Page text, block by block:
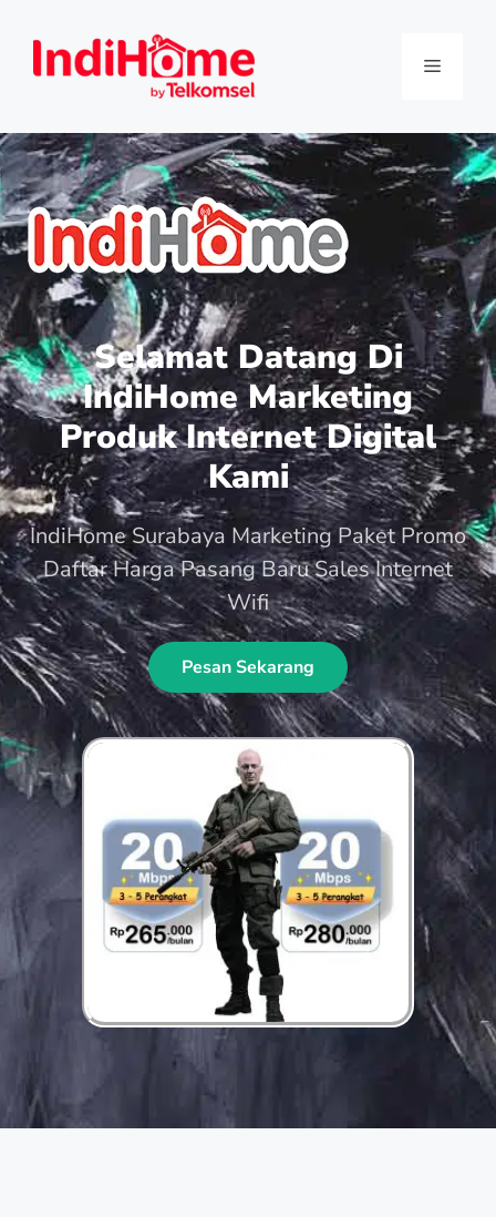
Selamat Datang Di
IndiHome Marketing
Produk Internet Digital
Kami
IndiHome Surabaya Marketing Paket Promo
Daftar Harga Pasang Baru Sales Internet
Wifi
Pesan Sekarang